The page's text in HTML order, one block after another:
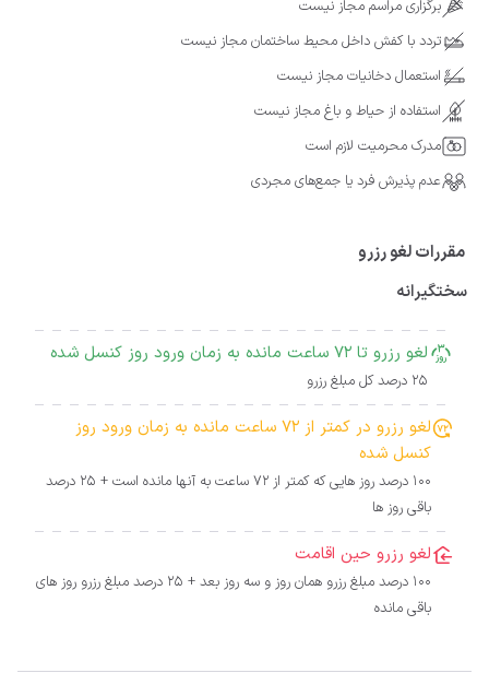
برگزاری مراسم مجاز نیست
تردد با کفش داخل محیط ساختمان مجاز نیست
استعمال دخانیات مجاز نیست
استفاده از حیاط و باغ مجاز نیست
مدرک محرمیت لازم است
عدم پذیرش فرد یا جمع‌های مجردی
مقررات لغو رزرو
سختگیرانه
لغو رزرو تا 72 ساعت مانده به زمان ورود روز کنسل شده
25 درصد کل مبلغ رزرو
لغو رزرو در کمتر از 72 ساعت مانده به زمان ورود روز
کنسل شده
100 درصد روز هایی که کمتر از 72 ساعت به آنها مانده است + 25 درصد
باقی روز ها
لغو رزرو حین اقامت
100 درصد مبلغ رزرو همان روز و سه روز بعد + 25 درصد مبلغ رزرو روز های
باقی مانده